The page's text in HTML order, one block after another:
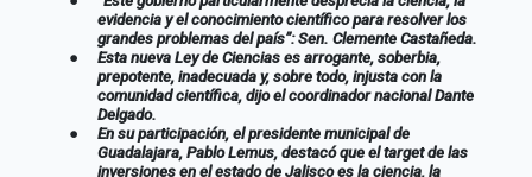
evidencia y el conocimiento científico para resolver los
grandes problemas del país”: Sen. Clemente Castañeda.
●
Esta nueva Ley de Ciencias es arrogante, soberbia,
prepotente, inadecuada y, sobre todo, injusta con la
comunidad científica, dijo el coordinador nacional Dante
Delgado.
●
En su participación, el presidente municipal de
Guadalajara, Pablo Lemus, destacó que el target de las
inversiones en el estado de Jalisco es la ciencia, la